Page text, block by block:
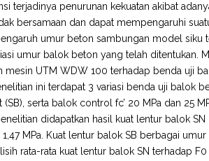
terjadinya penurunan kekuatan akibat
bersamaan dan dapat mempengaruhi
umur beton sambungan model
umur balok beton yang telah
mesin UTM WDW 100 terhadap benda uji
ini terdapat 3 variasi benda uji balok
(SB), serta balok control fc’ 20 MPa dan 25
didapatkan hasil kuat lentur balok
MPa. Kuat lentur balok SB berbagai
rata-rata kuat lentur balok SN terhadap